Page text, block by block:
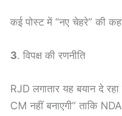
कई पोस्ट में “नए चेहरे” की
3. विपक्ष की रणनीति
RJD लगातार यह बयान दे
CM नहीं बनाएगी” ताकि